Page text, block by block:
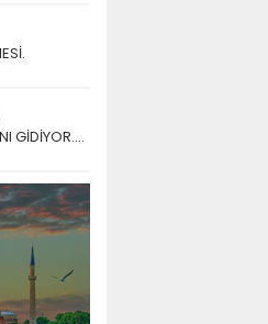
GİDİYOR....